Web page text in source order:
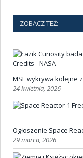
ZOBACZ TEŻ:
MSL wykrywa kolejne
24 kwietnia, 2026
Ogłoszenie Space
29 marca, 2026